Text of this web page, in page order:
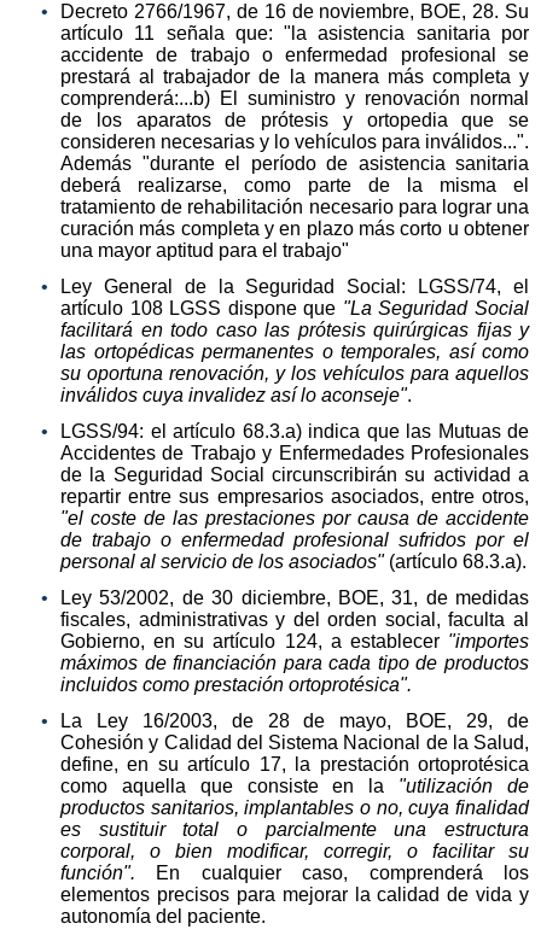
Decreto 2766/1967, de 16 de noviembre, BOE, 28. Su
artículo 11 señala que: "la asistencia sanitaria por
accidente de trabajo o enfermedad profesional se
prestará al trabajador de la manera más completa y
comprenderá:...b) El suministro y renovación normal
de los aparatos de prótesis y ortopedia que se
consideren necesarias y lo vehículos para inválidos...".
Además "durante el período de asistencia sanitaria
deberá realizarse, como parte de la misma el
tratamiento de rehabilitación necesario para lograr una
curación más completa y en plazo más corto u obtener
una mayor aptitud para el trabajo"
Ley General de la Seguridad Social: LGSS/74, el
artículo 108 LGSS dispone que "La Seguridad Social
facilitará en todo caso las prótesis quirúrgicas fijas y
las ortopédicas permanentes o temporales, así como
su oportuna renovación, y los vehículos para aquellos
inválidos cuya invalidez así lo aconseje".
LGSS/94: el artículo 68.3.a) indica que las Mutuas de
Accidentes de Trabajo y Enfermedades Profesionales
de la Seguridad Social circunscribirán su actividad a
repartir entre sus empresarios asociados, entre otros,
"el coste de las prestaciones por causa de accidente
de trabajo o enfermedad profesional sufridos por el
personal al servicio de los asociados" (artículo 68.3.a).
Ley 53/2002, de 30 diciembre, BOE, 31, de medidas
fiscales, administrativas y del orden social, faculta al
Gobierno, en su artículo 124, a establecer "importes
máximos de financiación para cada tipo de productos
incluidos como prestación ortoprotésica".
La Ley 16/2003, de 28 de mayo, BOE, 29, de
Cohesión y Calidad del Sistema Nacional de la Salud,
define, en su artículo 17, la prestación ortoprotésica
como aquella que consiste en la "utilización de
productos sanitarios, implantables o no, cuya finalidad
es sustituir total o parcialmente una estructura
corporal, o bien modificar, corregir, o facilitar su
función". En cualquier caso, comprenderá los
elementos precisos para mejorar la calidad de vida y
autonomía del paciente.